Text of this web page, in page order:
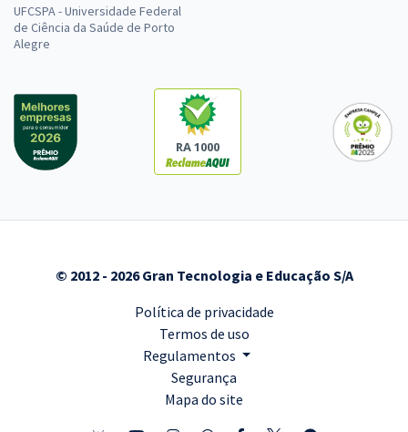
UFCSPA - Universidade Federal
de Ciência da Saúde de Porto
Alegre
RA 1000
© 2012 - 2026 Gran Tecnologia e Educação S/A
Política de privacidade
Termos de uso
Regulamentos
Segurança
Mapa do site